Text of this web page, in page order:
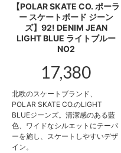
【POLAR SKATE CO. ポーラ
ー スケートボード ジーン
ズ】92! DENIM JEAN
LIGHT BLUE ライトブルー
NO2
17,380
北欧のスケートブランド、
POLAR SKATE CO.のLIGHT
BLUEジーンズ。清潔感のある藍
色、ワイドなシルエットにテーパ
ーを施し、スケートしやすいデザ
イン。